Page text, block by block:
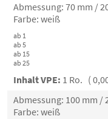
Abmessung: 70 mm /
Farbe: weiß
ab 1
ab 5
ab 15
ab 25
Inhalt VPE: 1 Ro. (
Abmessung: 100 mm /
Farbe: weiß